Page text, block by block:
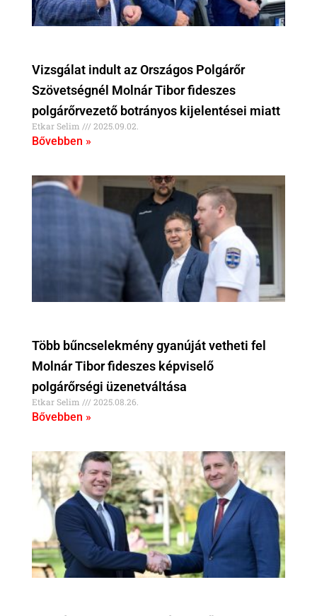
Vizsgálat indult az Országos Polgárőr
Szövetségnél Molnár Tibor fideszes
polgárőrvezető botrányos kijelentései miatt
Etkar Selim 2025.09.02.
Bővebben »
Több bűncselekmény gyanúját vetheti fel
Molnár Tibor fideszes képviselő
polgárőrségi üzenetváltása
Etkar Selim 2025.08.26.
Bővebben »